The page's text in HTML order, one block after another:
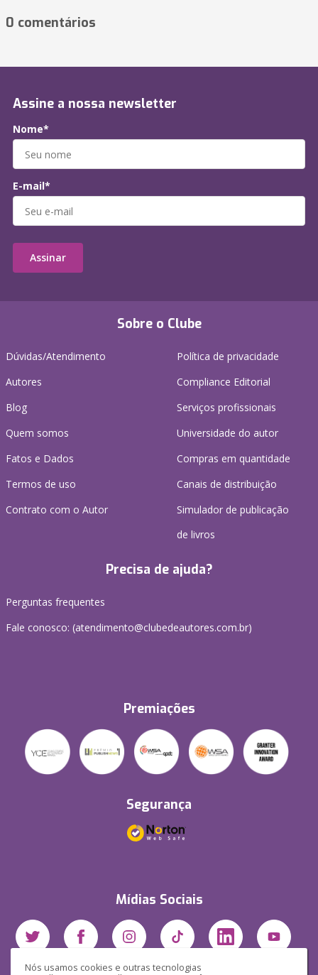
Nós usamos cookies e outras tecnologias
0 comentários
Sobre o Clube
Dúvidas/Atendimento
Autores
Blog
Quem somos
Fatos e Dados
Termos de uso
Contrato com o Autor
Política de privacidade
Compliance Editorial
Serviços profissionais
Universidade do autor
Compras em quantidade
Canais de distribuição
Simulador de publicação
de livros
Precisa de ajuda?
Perguntas frequentes
Fale conosco: (atendimento@clubedeautores.com.br)
Premiações
Segurança
Mídias Sociais
Assine a nossa newsletter
Nome*
E-mail*
Assinar